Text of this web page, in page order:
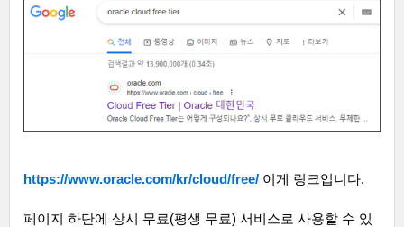
https://www.oracle.com/kr/cloud/free/ 이게 링크입니다.
페이지 하단에 상시 무료(평생 무료) 서비스로 사용할 수 있